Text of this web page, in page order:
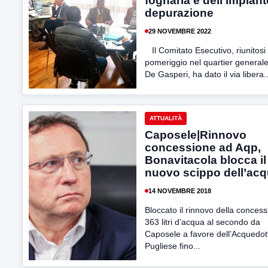
depurazione
29 NOVEMBRE 2022
Il Comitato Esecutivo, riunitosi
pomeriggio nel quartier
De Gasperi, ha dato il via
ATTUALITÀ
Caposele|Rinnovo
concessione ad Aqp,
Bonavitacola blocca il
nuovo scippo
14 NOVEMBRE 2018
Bloccato il rinnovo della
363 litri d’acqua al secondo da
Caposele a favore
Pugliese fino...